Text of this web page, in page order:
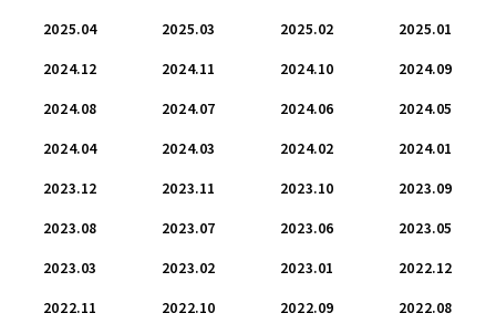
2025.04 2025.03 2025.02 2025.01
2024.12 2024.11 2024.10 2024.09
2024.08 2024.07 2024.06 2024.05
2024.04 2024.03 2024.02 2024.01
2023.12 2023.11 2023.10 2023.09
2023.08 2023.07 2023.06 2023.05
2023.03 2023.02 2023.01 2022.12
2022.11 2022.10 2022.09 2022.08